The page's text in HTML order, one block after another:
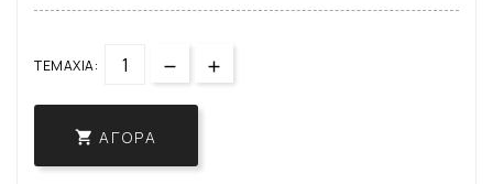
ΤΕΜΆΧΙΑ:
 ΑΓΟΡΆ